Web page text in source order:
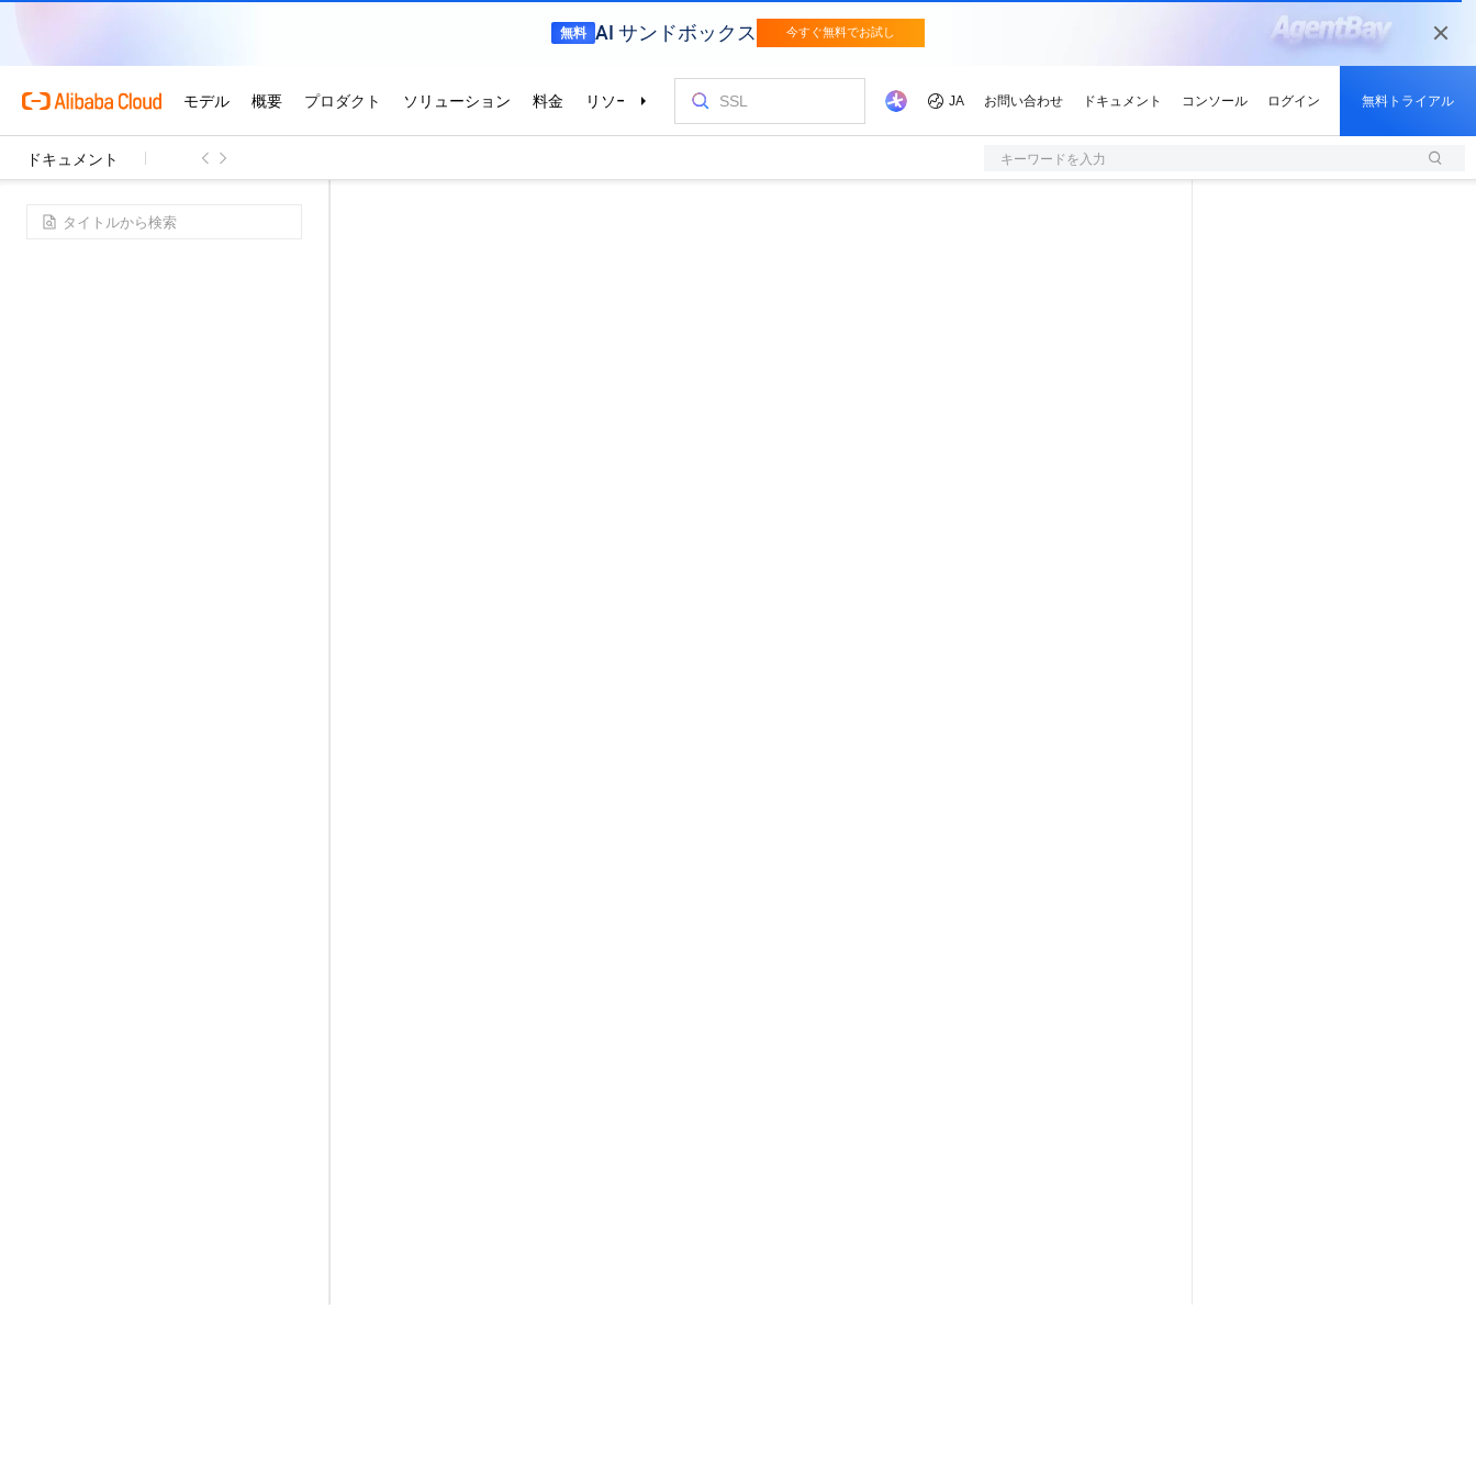
ドキュメント キーワードを入力